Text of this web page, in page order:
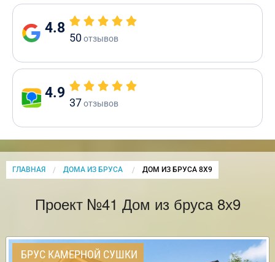
4.8
50отзывов
4.9
37отзывов
ГЛАВНАЯ ДОМА ИЗ БРУСА CURRENT:
ДОМ ИЗ БРУСА 8Х9
Проект №41 Дом из бруса 8х9
БРУС КАМЕРНОЙ СУШКИ